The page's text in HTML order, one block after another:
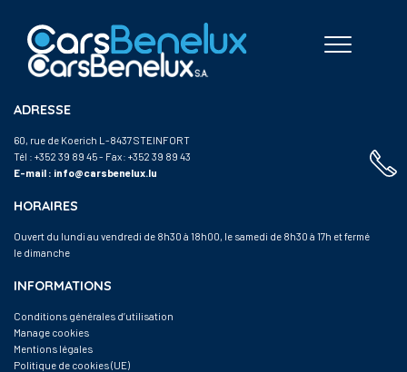
ADRESSE
60, rue de Koerich L-8437 STEINFORT
Tél : +352 39 89 45- Fax: +352 39 89 43
E-mail : info@carsbenelux.lu
HORAIRES
Ouvert du lundi au vendredi de 8h30 à 18h00, le samedi de 8h30 à 17h et fermé
le dimanche
INFORMATIONS
Conditions générales d’utilisation
Manage cookies
Mentions légales
Politique de cookies (UE)